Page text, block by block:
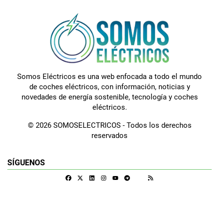
Somos Eléctricos es una web enfocada a todo el mundo
de coches eléctricos, con información, noticias y
novedades de energía sostenible, tecnología y coches
eléctricos.
© 2026 SOMOSELECTRICOS - Todos los derechos
reservados
SÍGUENOS
FacebookLinkedinInstagramTelegram
Google Discover